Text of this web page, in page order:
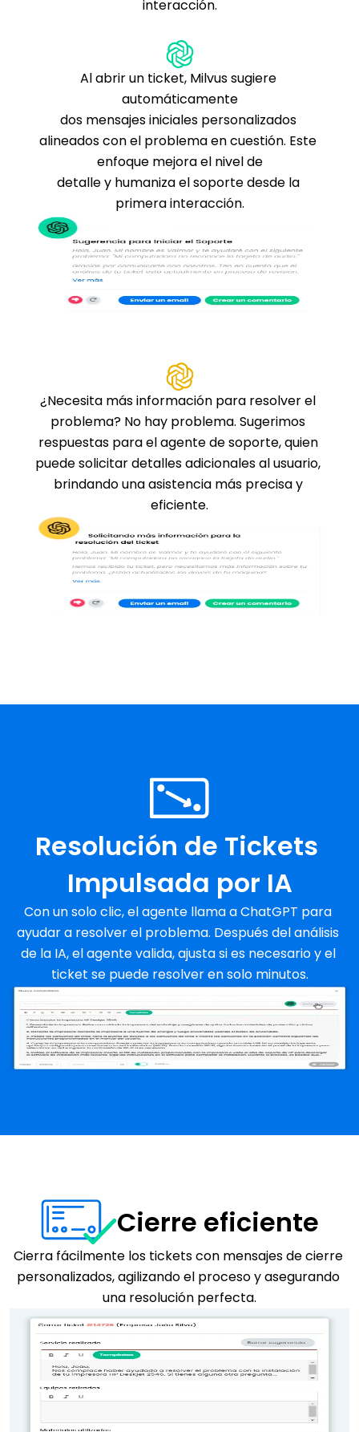
interacción.
Al abrir un ticket, Milvus sugiere
automáticamente
dos mensajes iniciales personalizados
alineados con el problema en cuestión. Este
enfoque mejora el nivel de
detalle y humaniza el soporte desde la
primera interacción.
¿Necesita más información para resolver el
problema? No hay problema. Sugerimos
respuestas para el agente de soporte, quien
puede solicitar detalles adicionales al usuario,
brindando una asistencia más precisa y
eficiente.
Resolución de Tickets
Impulsada por IA
Con un solo clic, el agente llama a ChatGPT para
ayudar a resolver el problema. Después del análisis
de la IA, el agente valida, ajusta si es necesario y el
ticket se puede resolver en solo minutos.
Cierre eficiente
Cierra fácilmente los tickets con mensajes de cierre
personalizados, agilizando el proceso y asegurando
una resolución perfecta.